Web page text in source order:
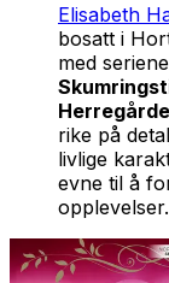
Elisabeth
bosatt i
med seriene
rike på
livlige
evne til å
opplevelser.